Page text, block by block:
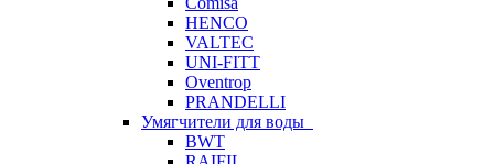
HENCO
VALTEC
UNI-FITT
Oventrop
PRANDELLI
Умягчители для воды
BWT